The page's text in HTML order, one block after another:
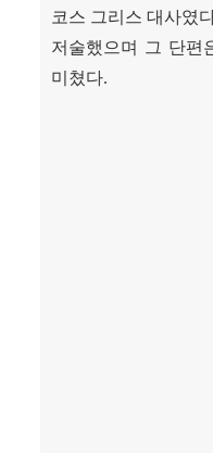
코스 그리스 대사였
저술했으며 그 단편
미쳤다.